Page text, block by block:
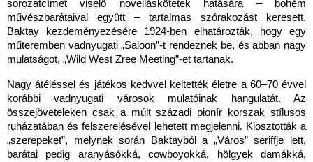
sorozatcímet viselő novelláskötetek hatására – bohém
művészbarátaival együtt – tartalmas szórakozást keresett.
Baktay kezdeményezésére 1924-ben elhatározták, hogy egy
műteremben vadnyugati „Saloon”-t rendeznek be, és abban nagy
mulatságot, „Wild West Zree Meeting”-et tartanak.
Nagy átéléssel és játékos kedvvel keltették életre a 60–70 évvel
korábbi vadnyugati városok mulatóinak hangulatát. Az
összejöveteleken csak a múlt századi pionír korszak stílusos
ruházatában és felszerelésével lehetett megjelenni. Kiosztották a
„szerepeket”, melynek során Baktayból a „Város” seriffje lett,
barátai pedig aranyásókká, cowboyokká, hölgyek damákká,